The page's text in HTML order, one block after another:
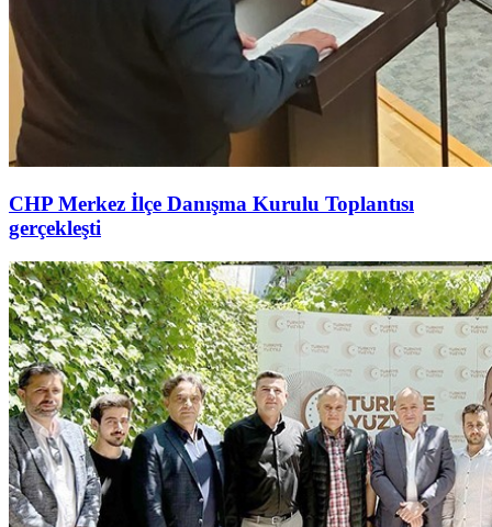
CHP Merkez İlçe Danışma Kurulu Toplantısı
gerçekleşti